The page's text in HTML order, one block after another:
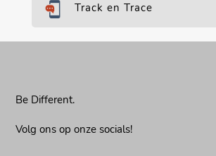
Track en Trace
Be Different.
Volg ons op onze socials!